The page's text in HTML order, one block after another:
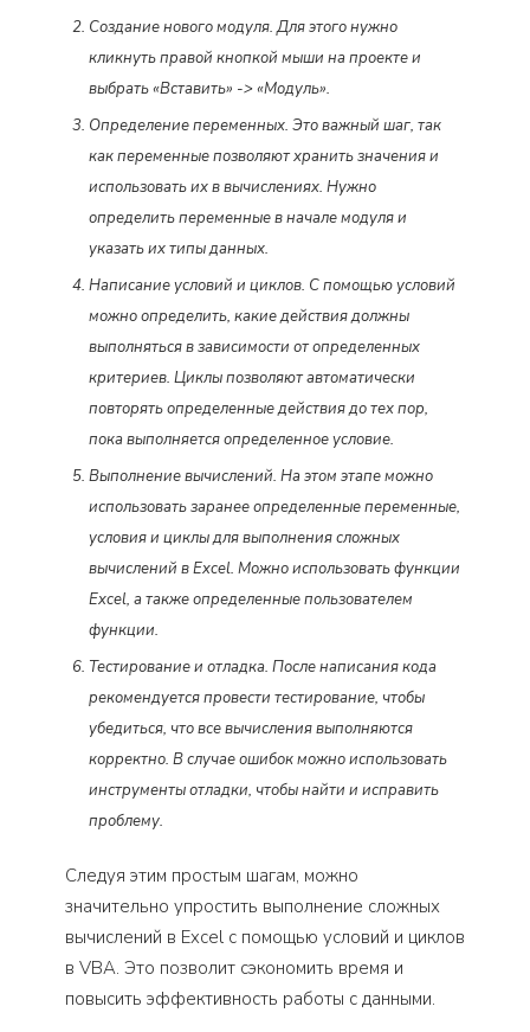
Создание нового модуля. Для этого нужно
кликнуть правой кнопкой мыши на проекте и
выбрать «Вставить» -> «Модуль».
Определение переменных. Это важный шаг, так
как переменные позволяют хранить значения и
использовать их в вычислениях. Нужно
определить переменные в начале модуля и
указать их типы данных.
Написание условий и циклов. С помощью условий
можно определить, какие действия должны
выполняться в зависимости от определенных
критериев. Циклы позволяют автоматически
повторять определенные действия до тех пор,
пока выполняется определенное условие.
Выполнение вычислений. На этом этапе можно
использовать заранее определенные переменные,
условия и циклы для выполнения сложных
вычислений в Excel. Можно использовать функции
Excel, а также определенные пользователем
функции.
Тестирование и отладка. После написания кода
рекомендуется провести тестирование, чтобы
убедиться, что все вычисления выполняются
корректно. В случае ошибок можно использовать
инструменты отладки, чтобы найти и исправить
проблему.
Следуя этим простым шагам, можно
значительно упростить выполнение сложных
вычислений в Excel с помощью условий и циклов
в VBA. Это позволит сэкономить время и
повысить эффективность работы с данными.